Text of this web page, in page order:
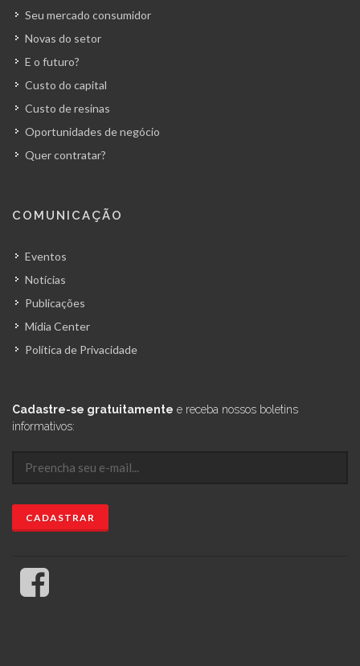
Seu mercado consumidor
Novas do setor
E o futuro?
Custo do capital
Custo de resinas
Oportunidades de negócio
Quer contratar?
COMUNICAÇÃO
Eventos
Notícias
Publicações
Mídia Center
Política de Privacidade
Cadastre-se gratuitamente e receba nossos boletins
informativos: